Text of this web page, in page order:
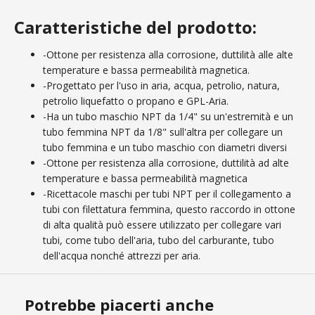
Caratteristiche del prodotto:
-Ottone per resistenza alla corrosione, duttilità alle alte
temperature e bassa permeabilità magnetica.
-Progettato per l'uso in aria, acqua, petrolio, natura,
petrolio liquefatto o propano e GPL-Aria.
-Ha un tubo maschio NPT da 1/4" su un'estremità e un
tubo femmina NPT da 1/8" sull'altra per collegare un
tubo femmina e un tubo maschio con diametri diversi
-Ottone per resistenza alla corrosione, duttilità ad alte
temperature e bassa permeabilità magnetica
-Ricettacole maschi per tubi NPT per il collegamento a
tubi con filettatura femmina, questo raccordo in ottone
di alta qualità può essere utilizzato per collegare vari
tubi, come tubo dell'aria, tubo del carburante, tubo
dell'acqua nonché attrezzi per aria.
Potrebbe piacerti anche